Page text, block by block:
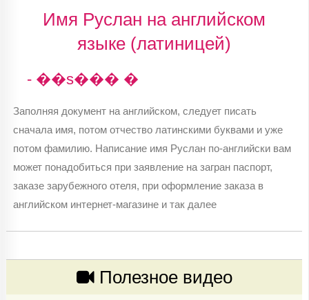
Имя Руслан на английском
языке (латиницей)
- ��s��� �
Заполняя документ на английском, следует писать
сначала имя, потом отчество латинскими буквами и уже
потом фамилию. Написание имя Руслан по-английски вам
может понадобиться при заявление на загран паспорт,
заказе зарубежного отеля, при оформление заказа в
английском интернет-магазине и так далее
Полезное видео